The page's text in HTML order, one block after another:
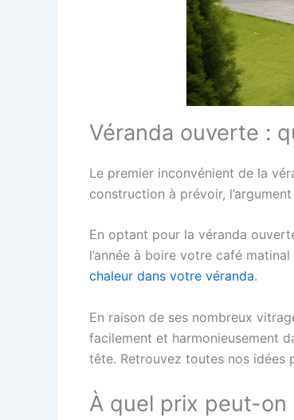
Véranda ouverte :
Le premier inconvénient de la
construction à prévoir,
En optant pour la véranda
l’année à boire votre café
chaleur dans votre véranda.
En raison de ses nombreux
facilement et harmonieusement
tête. Retrouvez toutes nos idées
À quel prix peut-on